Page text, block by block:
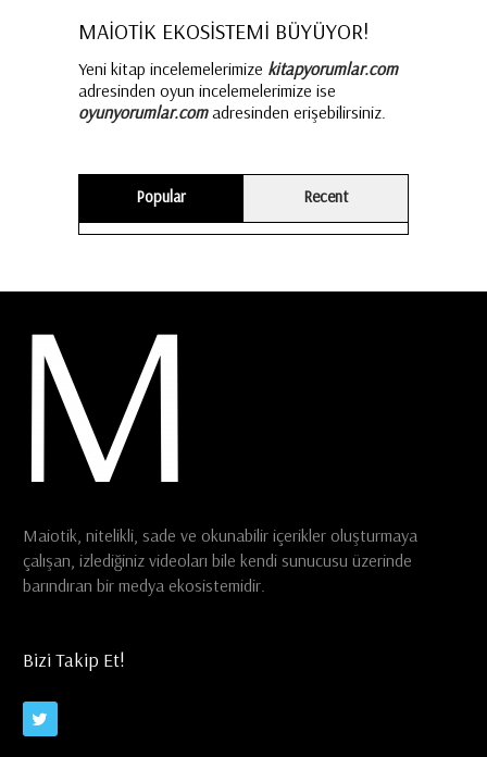
MAİOTİK EKOSİSTEMİ BÜYÜYOR!
Yeni kitap incelemelerimize kitapyorumlar.com
adresinden oyun incelemelerimize ise
oyunyorumlar.comadresinden erişebilirsiniz.
Popular Recent
Maiotik, nitelikli, sade ve okunabilir içerikler oluşturmaya
çalışan, izlediğiniz videoları bile kendi sunucusu üzerinde
barındıran bir medya ekosistemidir.
Bizi Takip Et!